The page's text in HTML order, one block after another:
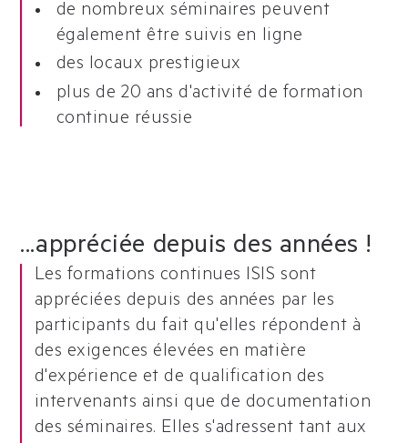
de nombreux séminaires peuvent
également être suivis en ligne
des locaux prestigieux
plus de 20 ans d'activité de formation
continue réussie
...appréciée depuis des années !
Les formations continues ISIS sont
appréciées depuis des années par les
participants du fait qu'elles répondent à
des exigences élevées en matière
d'expérience et de qualification des
intervenants ainsi que de documentation
des séminaires. Elles s'adressent tant aux